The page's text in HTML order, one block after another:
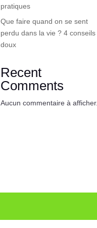
pratiques
Que faire quand on se sent
perdu dans la vie ? 4 conseils
doux
Recent
Comments
Aucun commentaire à afficher.